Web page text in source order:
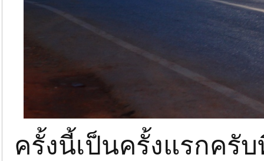
ครั้งนี้เป็นครั้งแรกครั